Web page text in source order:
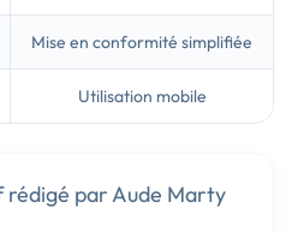
Mise en conformité simplifiée
Utilisation mobile
rédigé par Aude Marty